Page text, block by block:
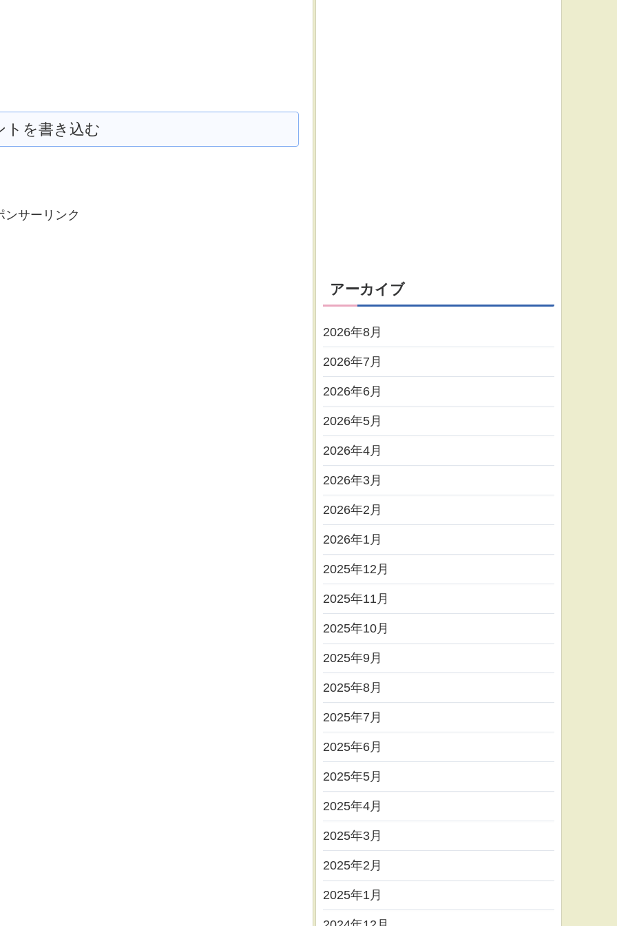
トを書き込む
ンサーリンク
アーカイブ
2026年8月
2026年7月
2026年6月
2026年5月
2026年4月
2026年3月
2026年2月
2026年1月
2025年12月
2025年11月
2025年10月
2025年9月
2025年8月
2025年7月
2025年6月
2025年5月
2025年4月
2025年3月
2025年2月
2025年1月